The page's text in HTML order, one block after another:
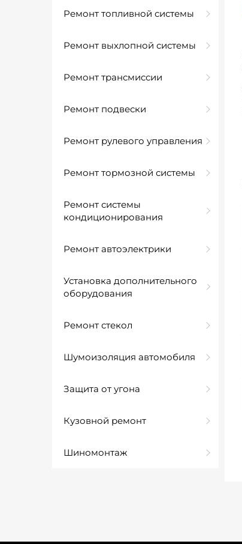
Ремонт топливной системы
Ремонт выхлопной системы
Ремонт трансмиссии
Ремонт подвески
Ремонт рулевого управления
Ремонт тормозной системы
Ремонт системы
кондиционирования
Ремонт автоэлектрики
Установка дополнительного
оборудования
Ремонт стекол
Шумоизоляция автомобиля
Защита от угона
Кузовной ремонт
Шиномонтаж